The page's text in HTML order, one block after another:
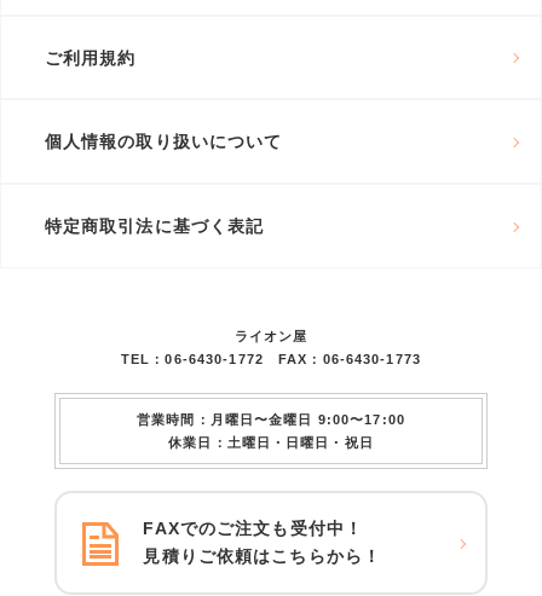
ご利用規約
個人情報の取り扱いについて
特定商取引法に基づく表記
ライオン屋
TEL：06-6430-1772 FAX：06-6430-1773
営業時間：月曜日〜金曜日 9:00〜17:00
休業日：土曜日・日曜日・祝日
FAXでのご注文も受付中！
見積りご依頼はこちらから！